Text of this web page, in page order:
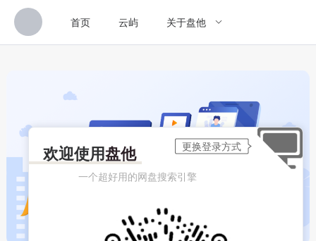
首页 云屿 关于盘他
欢迎使用盘他
一个超好用的网盘搜索引擎